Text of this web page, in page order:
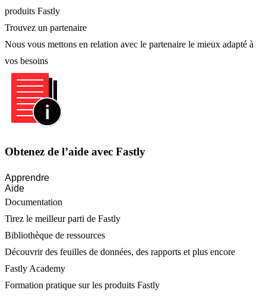
produits Fastly
Trouvez un partenaire
Nous vous mettons en relation avec le partenaire le mieux adapté à
vos besoins
Obtenez de l’aide avec Fastly
Apprendre
Aide
Documentation
Tirez le meilleur parti de Fastly
Bibliothèque de ressources
Découvrir des feuilles de données, des rapports et plus encore
Fastly Academy
Formation pratique sur les produits Fastly